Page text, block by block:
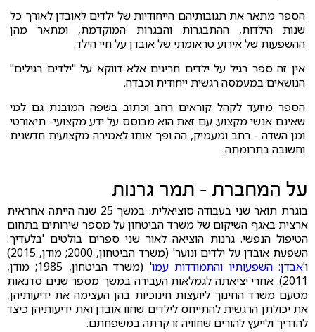
הספר מתאר את תגובותיהם הייחודיות של ילדים לאובדן לאורך כל
שנות הילדות, ההתבגרות והבגרות המוקדמת, ומתאר מהן
ההשפעות של אירוע טראומתי של אובדן על חיי הילד.
אין זה ספר רגיל על ילדים חריגים אלא דווקא על "ילדים רגילים"
הנושאים במעמסה רגשית ייחודית וכבדה.
הספר מיועד לקהל קוראים רחב וכתוב בשפה המובנת גם למי
שאינם אנשי מקצוע. עם זאת הוא מבוסס על ידע מקצועי- תיאורטי
ומן השדה - רחב ומעמיק, הה ופך אותו לאמירה מקצועית חדשנית
וחשובה בתרומתה.
על המחברת - תמר גרנות
בוגרת תואר שני בעבודה סוציאלית. במשך 25 שנה הייתה אחראית
ארצית באגף השיקום של משרד הביטחון על מספר שירותים בתחום
הטיפול הנפשי. גרנות הוציאה לאור שני ספרים בולטים 'בלעדיך:
השפעת אובדן על ילדים ונוער' (משרד הביטחון, 2000; מודן, 2015)
ו'אבדן: השפעותיו והתמודדות עמו
' (משרד הביטחון, 1985; מודן,
2011). אחרי יציאתה לגמלאות העבירה במשך מספר שנים סדנאות
מטעם משרד החינוך ליועצות חינוכיות בהן העצימה את ידיעותיהן,
את יכולתן הרגשית להתייחס לילדים שחוו אובדן ואת ידיעותיהן כיצד
להדריך ולייעץ להורים שחוויה זו קרתה במשפחתם.